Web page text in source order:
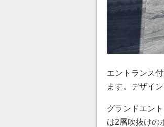
エントランス
ます。デザイ
グランドエン
は2層吹抜けの